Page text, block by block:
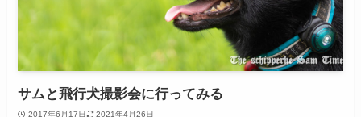
サムと飛行犬撮影会に行ってみる
2017年6月17日 2021年4月26日